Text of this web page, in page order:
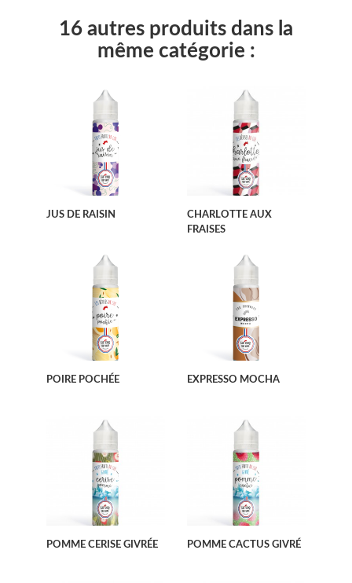
16 autres produits dans la
même catégorie :
JUS DE RAISIN
CHARLOTTE AUX
FRAISES
POIRE POCHÉE EXPRESSO MOCHA
POMME CERISE GIVRÉE POMME CACTUS GIVRÉ